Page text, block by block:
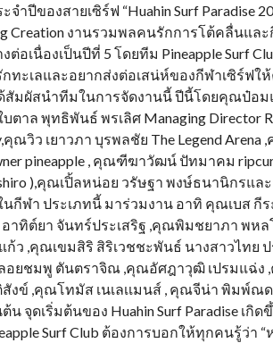
ำปีของสายเซิร์ฟ “Huahin Surf Paradise
Creation งานรวมพลคนรักการโต้คลื่นแล
อเนื่องเป็นปีที่ 5 โดยทีม Pineapple Surf
ทะเลและอยากส่งต่อเสน่ห์ของกีฬาเซิร์ฟใ
สัมผัสนำทีมในการจัดงานนี้ ปีนี้โดยคุณป๋อ
าล พุทธิพันธ์ พรเลิศ Managing Director
คุณวิว เยาวภา บุรพลชัย The Legend Arena
pineapple , คุณฑีฆาวัฒน์ ปัทมาคม
),คุณเปิ้ลหน่อย วรัษฐา พงษ์ธนานิกรแล
นกีฬา ประเภทนี้ มาร่วมงาน อาทิ คุณเบส กี
าทิต์ยา จันทร์ประเสริฐ ,คุณพิมชยาภา พห
,คุณเขมสิริ สิริเวชชะพันธ์ นางสาวไทย ป
อยชมพู ตันตราจิณ ,คุณอัศฎาวุฒิ เปรมแฉ่ง
งข์ ,คุณโทมัส เนเลเเมนส์ , คุณจีน่า พิมพ์ณ
จุดเริ่มต้นของ Huahin Surf Paradise เกิด
Surf Club ต้องการบอกให้ทุกคนรู้ว่า